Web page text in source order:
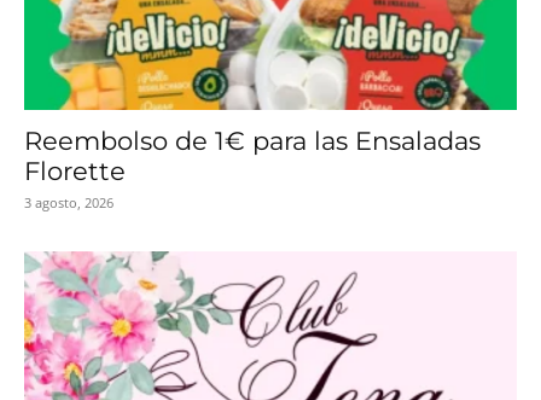
Reembolso de 1€ para las Ensaladas
Florette
3 agosto, 2026